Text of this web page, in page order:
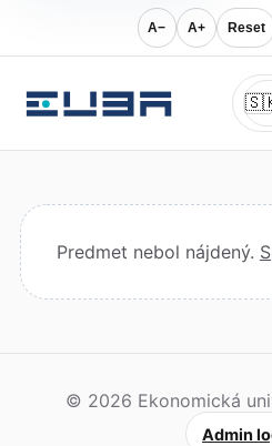
A− A+ Reset
Predmet nebol nájdený.
© 2026 Ekonomická
Admin